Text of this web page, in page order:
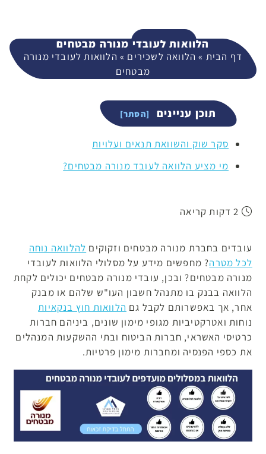
המשך
הלוואות לעובדי מנורה מבטחים
דף הבית » הלוואה לשכירים » הלוואות לעובדי מנורה
מבטחים
תוכן עניינים
סקר שוק והשוואת תנאים ועלויות
מי מציע הלוואה לעובד מנורה מבטחים?
עובדים בחברת מנורה מבטחים וזקוקים להלוואה נוחה
לכל מטרה? מחפשים מידע על מסלולי הלוואות לעובדי
מנורה מבטחים? ובכן, עובדי מנורה מבטחים יכולים לקחת
הלוואה בבנק בו מתנהל חשבון העו"ש שלהם או מבנק
אחר, אך באפשרותם לקבל גם הלוואות חוץ בנקאיות
נוחות ואטרקטיביות מגופי מימון שונים, ביניהם חברות
כרטיסי האשראי, חברות הביטוח ובתי ההשקעות המנהלים
את כספי הפנסיה ומחברות מימון פרטיות.